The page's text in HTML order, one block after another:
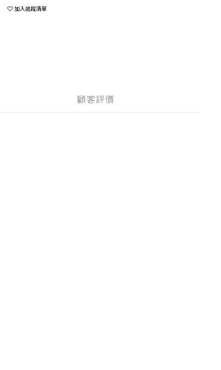
加入追蹤清單
顧客評價